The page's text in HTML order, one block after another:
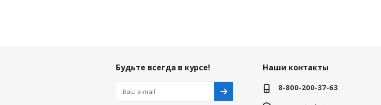
Будьте всегда в курсе! Наши контакты
8-800-200-37-63